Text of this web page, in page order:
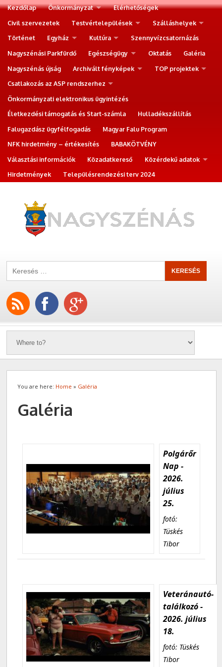
Kezdőlap Önkormányzat
Elérhetőségek
Civil szervezetek
Testvértelepülések
Szálláshelyek
Történet
Egyház Kultúra
Szennyvízcsatornázás
Nagyszénási Parkfürdő
Egészségügy Oktatás
Galéria
Nagyszénás újság
Archivált fényképek
TOP projektek
Csatlakozás az ASP rendszerhez
Önkormányzati elektronikus ügyintézés
Életkezdési támogatás és Start-számla
Hulladékszállítás
Falugazdász ügyfélfogadás
Magyar Falu Program
NFK hirdetmény – értékesítés
BABAKÖTVÉNY
Választási információk
Közadatkereső
Közérdekű adatok
Hirdetmények
Településrendezési terv 2024
You are here: Home » Galéria
Galéria
Polgárőr
Nap -
2026.
július
25.
fotó:
Tüskés
Tibor
Veteránautó-
találkozó -
2026. július
18.
fotó: Tüskés
Tibor